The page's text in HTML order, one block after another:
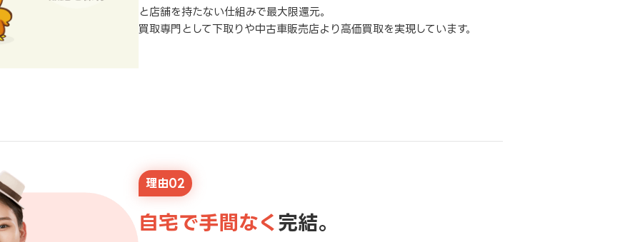
と店舗を持たない仕組みで最大限還元。
買取専門として下取りや中古車販売店より高価買取を実現しています。
理由02
自宅で手間なく 完結。